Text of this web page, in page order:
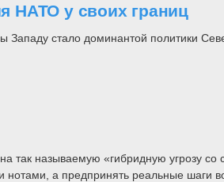
НАТО у своих границ
стало доминантой политики
так называемую «гибридную угрозу
а предпринять реальные шаги